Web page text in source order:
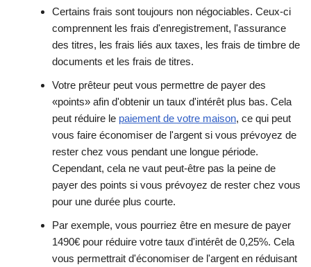
Certains frais sont toujours non négociables. Ceux-ci
comprennent les frais d'enregistrement, l'assurance
des titres, les frais liés aux taxes, les frais de timbre de
documents et les frais de titres.
Votre prêteur peut vous permettre de payer des
«points» afin d'obtenir un taux d'intérêt plus bas. Cela
peut réduire le paiement de votre maison, ce qui peut
vous faire économiser de l'argent si vous prévoyez de
rester chez vous pendant une longue période.
Cependant, cela ne vaut peut-être pas la peine de
payer des points si vous prévoyez de rester chez vous
pour une durée plus courte.
Par exemple, vous pourriez être en mesure de payer
1490€ pour réduire votre taux d'intérêt de 0,25%. Cela
vous permettrait d'économiser de l'argent en réduisant